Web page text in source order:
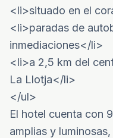
<li>situado en el
<li>paradas de
inmediaciones</li>
<li>a 2,5 km del
La Llotja</li>
</ul>
El hotel cuenta con
amplias y